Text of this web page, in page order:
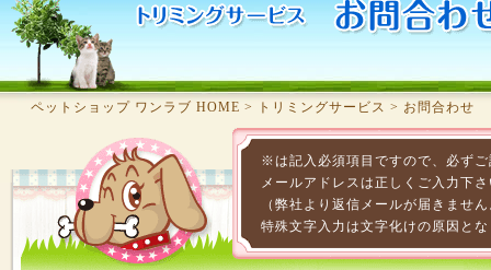
ペットショップ ワンラブ HOME > トリミングサービス > お問合わせ
※は記入必須項目ですので、必ず
メールアドレスは正しくご入力下
（弊社より返信メールが届きませ
特殊文字入力は文字化けの原因と